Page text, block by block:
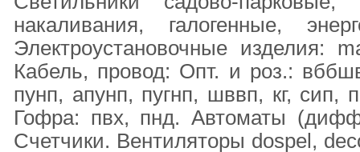
накаливания, галогенные,
Электроустановочные изделия:
Кабель, провод: Опт. и роз.:
пунп, апунп, пугнп, шввп, кг, сип,
Гофра: пвх, пнд. Автоматы
Счетчики. Вентиляторы dospel,